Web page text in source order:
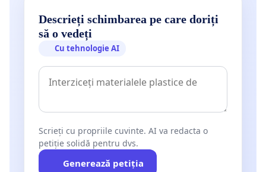
Descrieți schimbarea pe care doriți
să o vedeți
Cu tehnologie AI
Scrieți cu propriile cuvinte. AI va redacta o
petiție solidă pentru dvs.
Generează petiția